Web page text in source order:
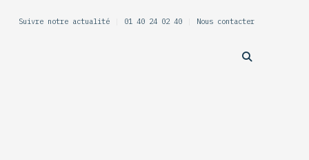
Suivre notre actualité 01 40 24 02 40 Nous contacter